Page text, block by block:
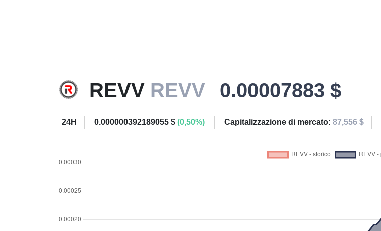
REVV REVV 0.00007883 $
24H 0.000000392189055 $ (0,50%) Capitalizzazione di mercato: 87,556 $